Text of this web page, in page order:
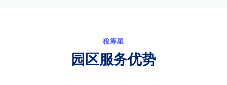
稅筹星
园区服务优势